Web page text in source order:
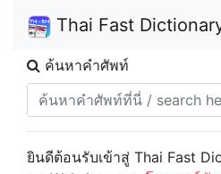
Thai Fast
ค้นหาคำศัพท์
ยินดีต้อนรับเข้าสู่ Thai Fast